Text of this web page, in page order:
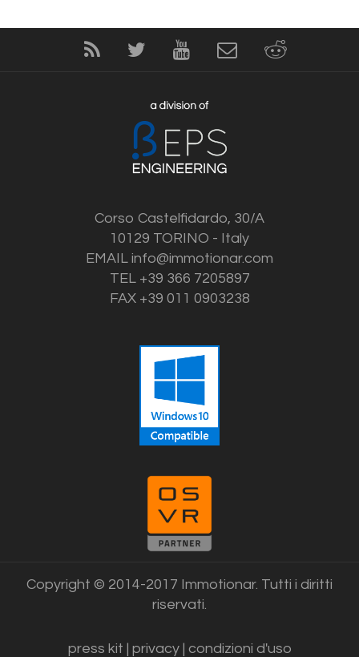
Corso Castelfidardo, 30/A
10129 TORINO - Italy
EMAIL info@immotionar.com
TEL +39 366 7205897
FAX +39 011 0903238
Copyright © 2014-2017 Immotionar. Tutti i diritti
riservati.
press kit | privacy| condizioni d'uso